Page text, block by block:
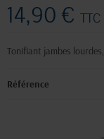
14,90 € TTC
Tonifiant jambes
Référence